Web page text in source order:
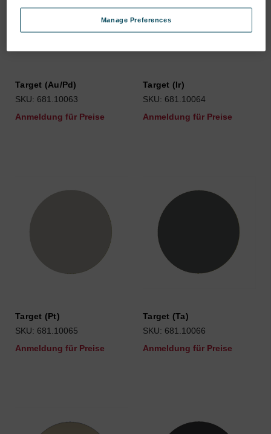
Target (Au/Pd)
SKU: 681.10063
Anmeldung für Preise
Target (Ir)
SKU: 681.10064
Anmeldung für Preise
Target (Pt)
SKU: 681.10065
Anmeldung für Preise
Target (Ta)
SKU: 681.10066
Anmeldung für Preise
Manage Preferences